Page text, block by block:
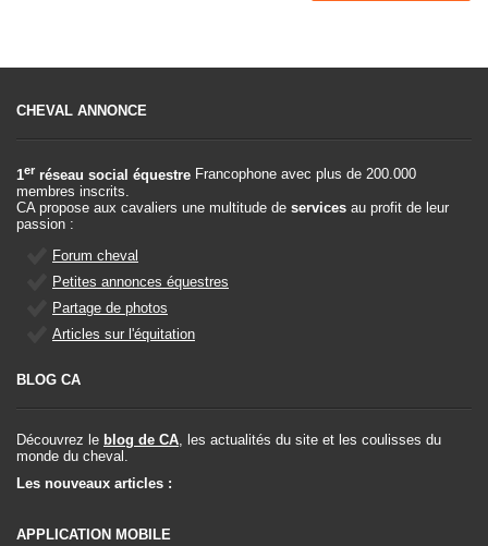
CHEVAL ANNONCE
1er réseau social équestre Francophone avec plus de 200.000
membres inscrits.
CA propose aux cavaliers une multitude de services au profit de leur
passion :
Forum cheval
Petites annonces équestres
Partage de photos
Articles sur l'équitation
BLOG CA
Découvrez le blog de CA , les actualités du site et les coulisses du
monde du cheval.
Les nouveaux articles :
APPLICATION MOBILE